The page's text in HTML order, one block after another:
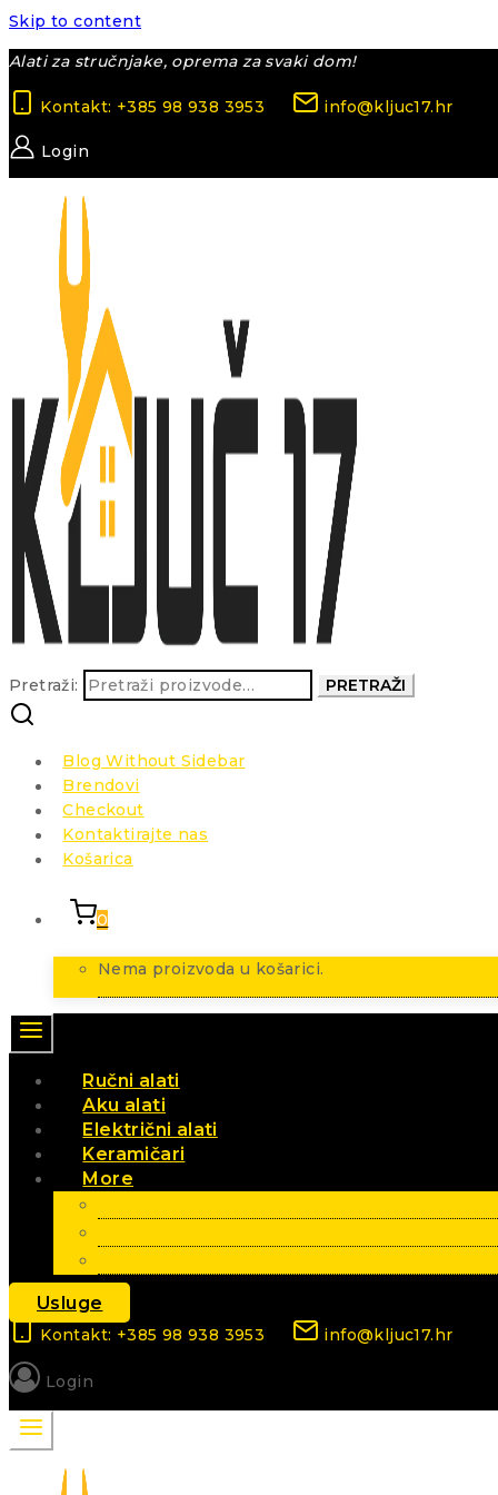
Skip to content
Alati za stručnjake, oprema za svaki dom!
Kontakt: +385 98 938 3953 info@kljuc17.hr
Login
Pretraži: PRETRAŽI
Blog Without Sidebar
Brendovi
Checkout
Kontaktirajte nas
Košarica
0
Nema proizvoda u košarici.
Ručni alati
Aku alati
Električni alati
Keramičari
More
Usluge
Kontakt: +385 98 938 3953 info@kljuc17.hr
Login